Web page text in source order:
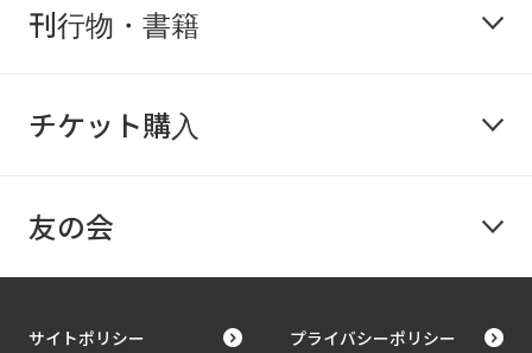
刊行物・書籍
チケット購入
友の会
サイトポリシー プライバシーポリシー